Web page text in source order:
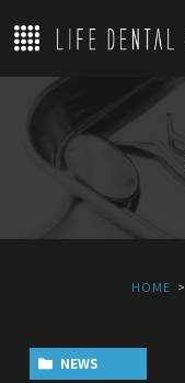
HOME
NEWS